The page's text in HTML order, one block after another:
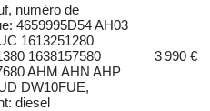
numéro de
4659995D54 AH03
1613251280
1638157580
AHM AHN AHP
DW10FUE,
diesel
3 990 €